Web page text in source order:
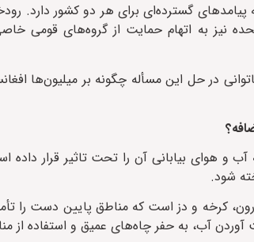
گسترده‌ای برای هر دو کشور دارد.
نیز به اتهام حمایت از گروه‌های قومی خاصی
در حل این مسأله چگونه بر میلیون‌ها
و هوای بیابانی آن را تحت تاثیر قرار
شود.
کرخه و دز است که مناطق پایین دست را
آب، به حفر چاه‌های عمیق و استفاده از